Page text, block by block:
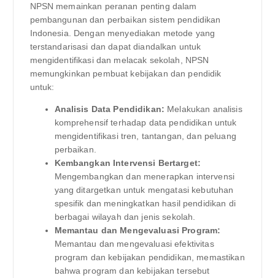
NPSN memainkan peranan penting dalam
pembangunan dan perbaikan sistem pendidikan
Indonesia. Dengan menyediakan metode yang
terstandarisasi dan dapat diandalkan untuk
mengidentifikasi dan melacak sekolah, NPSN
memungkinkan pembuat kebijakan dan pendidik
untuk:
Analisis Data Pendidikan: Melakukan analisis
komprehensif terhadap data pendidikan untuk
mengidentifikasi tren, tantangan, dan peluang
perbaikan.
Kembangkan Intervensi Bertarget:
Mengembangkan dan menerapkan intervensi
yang ditargetkan untuk mengatasi kebutuhan
spesifik dan meningkatkan hasil pendidikan di
berbagai wilayah dan jenis sekolah.
Memantau dan Mengevaluasi Program:
Memantau dan mengevaluasi efektivitas
program dan kebijakan pendidikan, memastikan
bahwa program dan kebijakan tersebut